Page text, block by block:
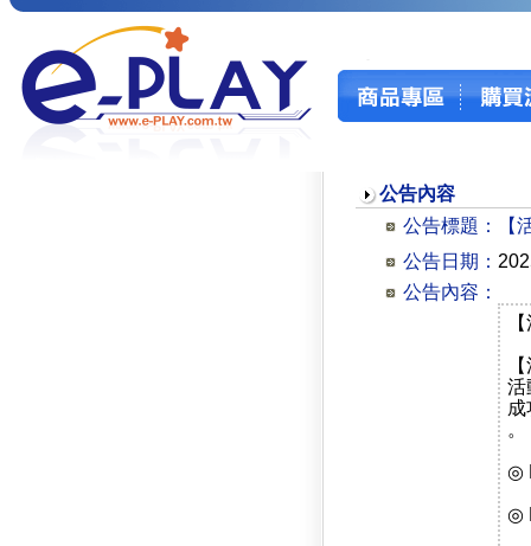
公告內容
公告標題：
【
公告日期：
公告內容：
活
。
◎
◎